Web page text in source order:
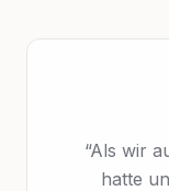
“Als wir
hatte